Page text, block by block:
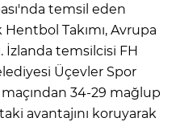
temsil eden
Takımı, Avrupa
İzlanda temsilcisi FH
Üçevler Spor
34-29 mağlup
avantajını koruyarak